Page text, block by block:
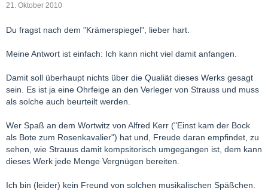
21. Oktober 2010
Du fragst nach dem "Krämerspiegel", lieber hart.
Meine Antwort ist einfach: Ich kann nicht viel damit anfangen.
Damit soll überhaupt nichts über die Qualiät dieses Werks gesagt
sein. Es ist ja eine Ohrfeige an den Verleger von Strauss und muss
als solche auch beurteilt werden.
Wer Spaß an dem Wortwitz von Alfred Kerr ("Einst kam der Bock
als Bote zum Rosenkavalier") hat und, Freude daran empfindet, zu
sehen, wie Strauus damit kompsitorisch umgegangen ist, dem kann
dieses Werk jede Menge Vergnügen bereiten.
Ich bin (leider) kein Freund von solchen musikalischen Späßchen.